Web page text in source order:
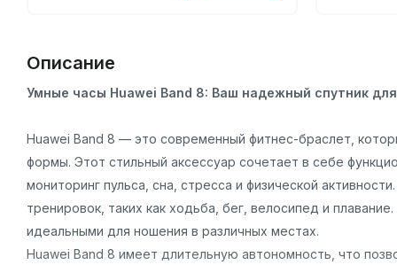
Описание
Умные часы Huawei Band 8: Ваш надежный спутник для
Huawei Band 8 — это современный фитнес-браслет,
формы. Этот стильный аксессуар сочетает в себе
мониторинг пульса, сна, стресса и физической
тренировок, таких как ходьба, бег, велосипед и
идеальными для ношения в различных местах.
Huawei Band 8 имеет длительную автономность, что